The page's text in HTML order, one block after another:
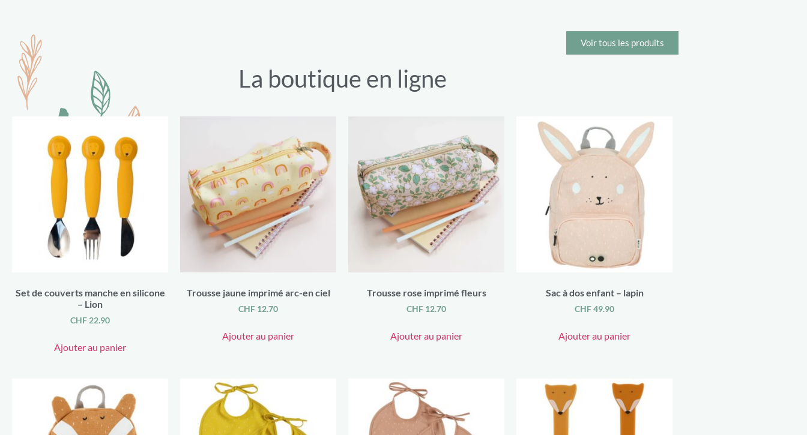
Voir tous les produits
La boutique en ligne
Set de couverts manche en silicone
– Lion
CHF 22.90
Ajouter au panier
Trousse jaune imprimé arc-en ciel
CHF 12.70
Ajouter au panier
Trousse rose imprimé fleurs
CHF 12.70
Ajouter au panier
Sac à dos enfant – lapin
CHF49.90
Ajouter au panier